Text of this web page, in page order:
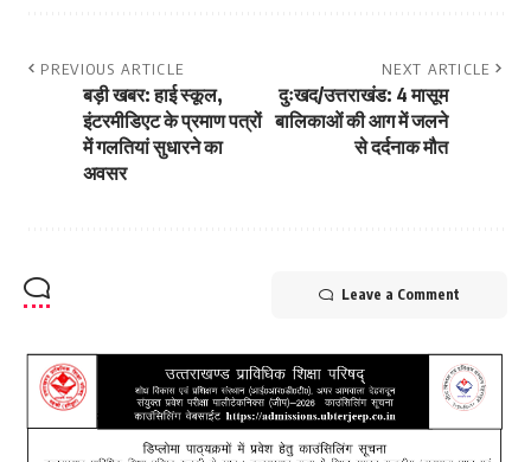
PREVIOUS ARTICLE
बड़ी खबर: हाई स्कूल,
इंटरमीडिएट के प्रमाण पत्रों
में गलतियां सुधारने का
अवसर
NEXT ARTICLE
दुःखद/उत्तराखंड: 4 मासूम
बालिकाओं की आग में जलने
से दर्दनाक मौत
Leave a Comment